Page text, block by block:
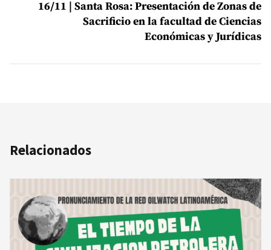
16/11 | Santa Rosa: Presentación de Zonas de
Sacrificio en la facultad de Ciencias
Económicas y Jurídicas
Relacionados